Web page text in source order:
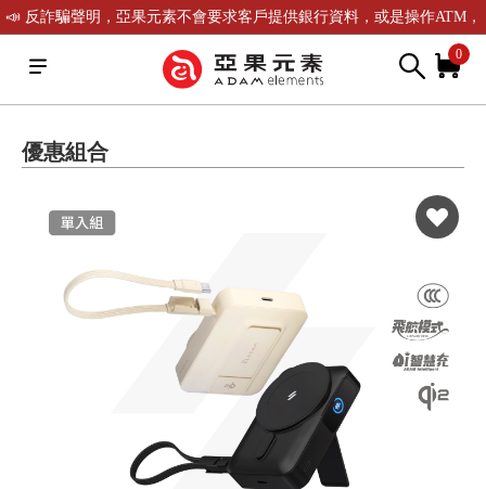
📣 反詐騙聲明，亞果元素不會要求客戶提供銀行資料，或是操作ATM，
可致電(02)-2738-9900聯繫我們或是165反詐騙電話查證！ 0
優惠組合